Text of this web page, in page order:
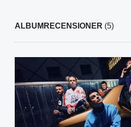
ALBUMRECENSIONER (5)